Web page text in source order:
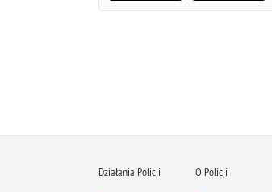
Działania Policji O Policji